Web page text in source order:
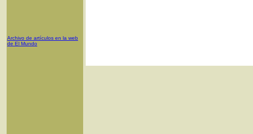
Archivo de artículos en la web
de El Mundo